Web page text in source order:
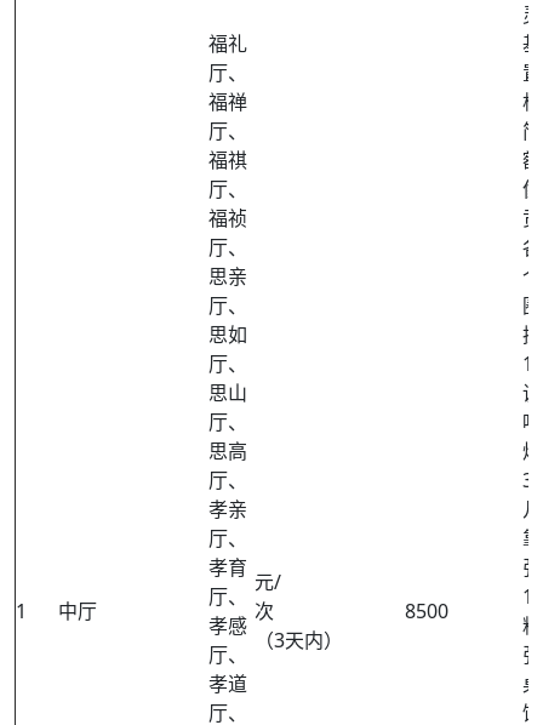
1 中厅
福礼
厅、
福禅
厅、
福祺
厅、
福祯
厅、
思亲
厅、
思如
厅、
思山
厅、
思高
厅、
孝亲
厅、
孝育
厅、
孝感
厅、
孝道
厅、
元/
次
（3天内）
8500
1
3
1